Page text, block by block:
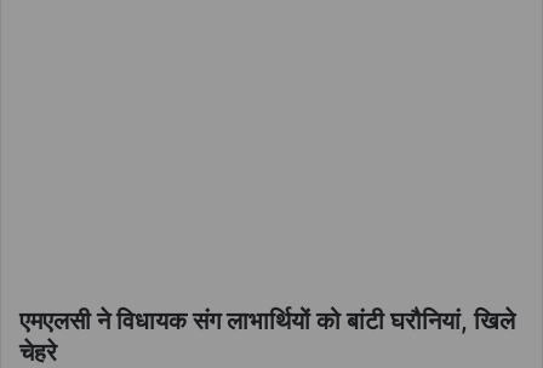
एमएलसी ने विधायक संग लाभार्थियों को बांटी घरौनियां, खिले
चेहरे